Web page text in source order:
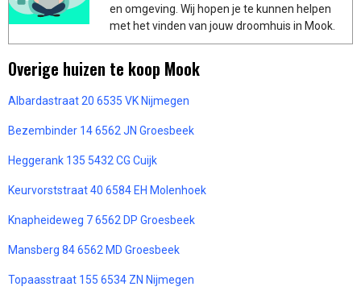
en omgeving. Wij hopen je te kunnen helpen
met het vinden van jouw droomhuis in Mook.
Overige huizen te koop Mook
Albardastraat 20 6535 VK Nijmegen
Bezembinder 14 6562 JN Groesbeek
Heggerank 135 5432 CG Cuijk
Keurvorststraat 40 6584 EH Molenhoek
Knapheideweg 7 6562 DP Groesbeek
Mansberg 84 6562 MD Groesbeek
Topaasstraat 155 6534 ZN Nijmegen